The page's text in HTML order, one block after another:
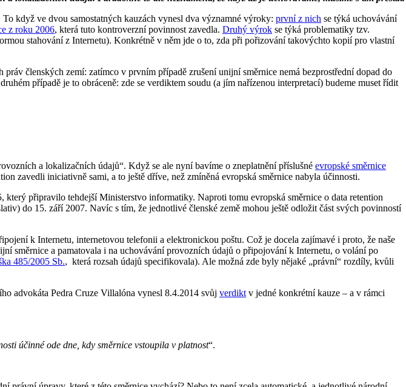
když ve dvou samostatných kauzách vynesl dva významné výroky: první z nich se týká uchovávání
z roku 2006, která tuto kontroverzní povinnost zavedla. Druhý výrok se týká problematiky tzv.
stahování z Internetu). Konkrétně v něm jde o to, zda při pořizování takovýchto kopií pro vlastní
členských zemí: zatímco v prvním případě zrušení unijní směrnice nemá bezprostřední dopad do
případě je to obráceně: zde se verdiktem soudu (a jím nařízenou interpretací) budeme muset řídit
a lokalizačních údajů“. Když se ale nyní bavíme o zneplatnění příslušné evropské směrnice
zavedli iniciativně sami, a to ještě dříve, než zmíněná evropská směrnice nabyla účinnosti.
připravilo tehdejší Ministerstvo informatiky. Naproti tomu evropská směrnice o data retention
do 15. září 2007. Navíc s tím, že jednotlivé členské země mohou ještě odložit část svých povinností
k Internetu, internetovou telefonii a elektronickou poštu. Což je docela zajímavé i proto, že naše
směrnice a pamatovala i na uchovávání provozních údajů o připojování k Internetu, o volání po
485/2005 Sb., která rozsah údajů specifikovala). Ale možná zde byly nějaké „právní“ rozdíly, kvůli
advokáta Pedra Cruze Villalóna vynesl 8.4.2014 svůj verdikt v jedné konkrétní kauze – a v rámci
účinné ode dne, kdy směrnice vstoupila v platnost“.